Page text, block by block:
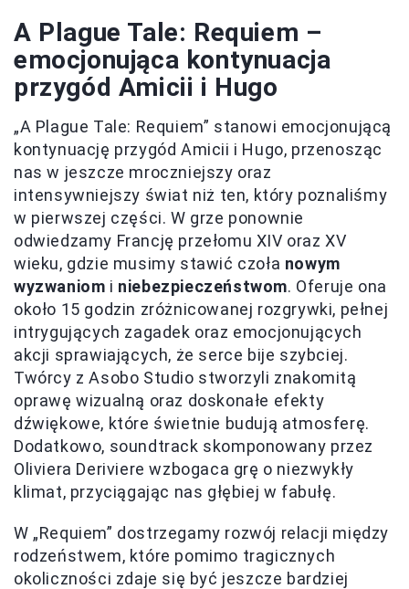
A Plague Tale: Requiem –
emocjonująca kontynuacja
przygód Amicii i Hugo
„A Plague Tale: Requiem” stanowi emocjonującą
kontynuację przygód Amicii i Hugo, przenosząc
nas w jeszcze mroczniejszy oraz
intensywniejszy świat niż ten, który poznaliśmy
w pierwszej części. W grze ponownie
odwiedzamy Francję przełomu XIV oraz XV
wieku, gdzie musimy stawić czoła nowym
wyzwaniom i niebezpieczeństwom. Oferuje ona
około 15 godzin zróżnicowanej rozgrywki, pełnej
intrygujących zagadek oraz emocjonujących
akcji sprawiających, że serce bije szybciej.
Twórcy z Asobo Studio stworzyli znakomitą
oprawę wizualną oraz doskonałe efekty
dźwiękowe, które świetnie budują atmosferę.
Dodatkowo, soundtrack skomponowany przez
Oliviera Deriviere wzbogaca grę o niezwykły
klimat, przyciągając nas głębiej w fabułę.
W „Requiem” dostrzegamy rozwój relacji między
rodzeństwem, które pomimo tragicznych
okoliczności zdaje się być jeszcze bardziej